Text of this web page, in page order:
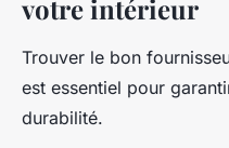
votre intérieur
Trouver le bon
est essentiel pour
durabilité.